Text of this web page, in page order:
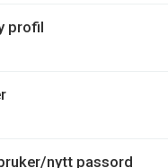
profil
nytt passord